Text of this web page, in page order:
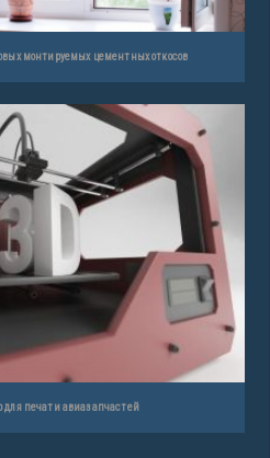
монтируемых цементных откосов
для печати авиазапчастей